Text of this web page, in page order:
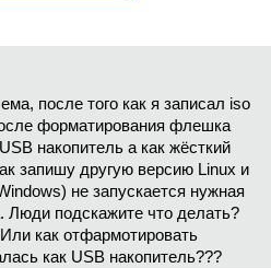
после того как я записал iso
форматирования флешка
накопитель а как жёсткий
запишу другую версию Linux и
не запускается нужная
подскажите что делать?
как отфармотировать
как USB накопитель???